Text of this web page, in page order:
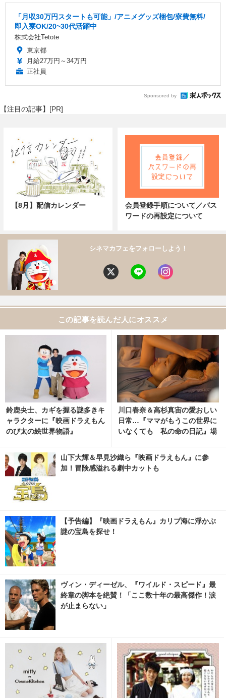
「月収30万円スタートも可能」/アニメグッズ梱包/寮費無料/
即入寮OK/20~30代活躍中
株式会社Tetote
東京都
月給27万円～34万円
正社員
Sponsored by
【注目の記事】[PR]
【8月】配信カレンダー
会員登録手順について／パス
ワードの再設定について
シネマカフェをフォローしよう！
この記事を読んだ人にオススメ
鈴鹿央士、カギを握る謎多きキ
ャラクターに『映画ドラえもん
のび太の絵世界物語』
川口春奈＆高杉真宙の愛おしい
日常…『ママがもうこの世界に
いなくても 私の命の日記』場
nemacafe.net
山下大輝＆早見沙織ら『映画ドラえもん』に参
加！冒険感溢れる劇中カットも
【予告編】『映画ドラえもん』カリブ海に浮かぶ
謎の宝島を探せ！
ヴィン・ディーゼル、『ワイルド・スピード』最
終章の脚本を絶賛！「ここ数十年の最高傑作！涙
が止まらない」